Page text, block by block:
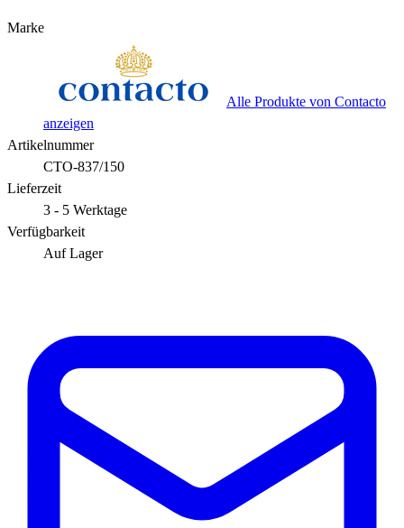
Marke
Alle Produkte von Contacto
anzeigen
Artikelnummer
CTO-837/150
Lieferzeit
3 - 5 Werktage
Verfügbarkeit
Auf Lager